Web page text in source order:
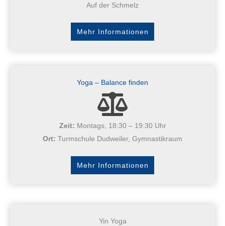
Auf der Schmelz
Mehr Informationen
Yoga – Balance finden
Zeit: Montags, 18:30 – 19:30 Uhr
Ort: Turmschule Dudweiler, Gymnastikraum
Mehr Informationen
Yin Yoga